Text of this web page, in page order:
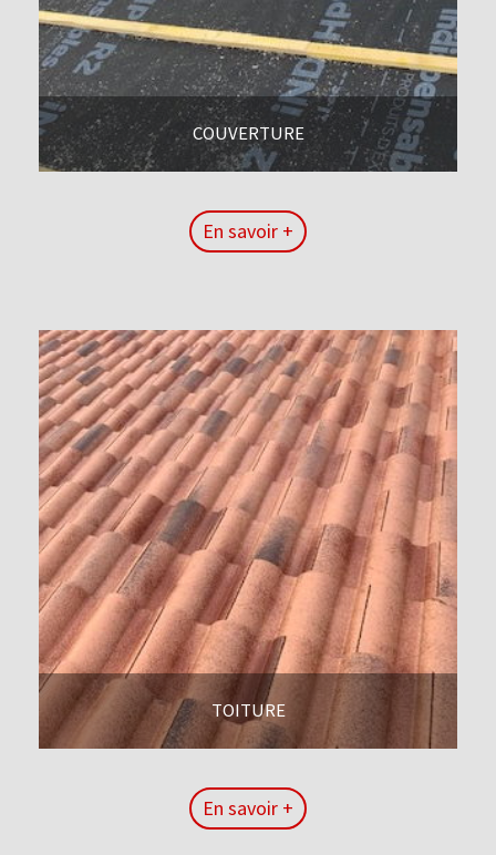
COUVERTURE
En savoir +
TOITURE
En savoir +